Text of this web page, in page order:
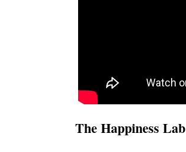
The Happiness Lab